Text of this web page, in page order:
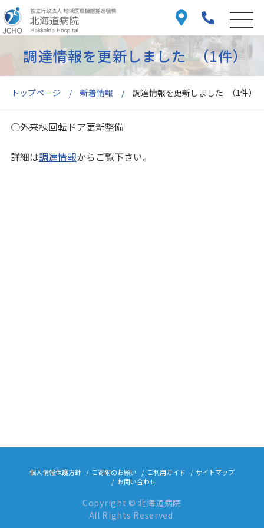
トップページ 新着情報 調達情報を更新しました （1件）
調達情報を更新しました （1件）
○外来棟回転ドア更新整備
詳細は調達情報からご覧下さい。
個人情報保護方針 ご寄附のお願い ご利用ガイド
サイトマップ
お問い合わせ
Copyright © 北海道病院
All Rights Reserved.